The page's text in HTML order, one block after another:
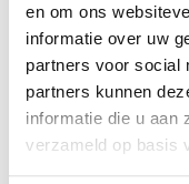
en om ons
informatie over uw
partners voor social
partners kunnen
informatie die u aan
verzameld op basis